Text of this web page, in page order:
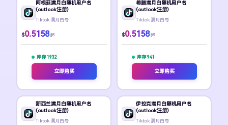
阿根廷满月白随机用户名
(outlook注册)
Tiktok 满月白号
$0.5158 起
库存 1932
立即购买
希腊满月白随机用户名
(outlook注册)
Tiktok 满月白号
$0.5158 起
库存 941
立即购买
新西兰满月白随机用户名
(outlook注册)
Tiktok 满月白号
伊拉克满月白随机用户名
(outlook注册)
Tiktok 满月白号